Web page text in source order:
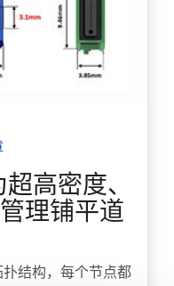
高密度、
理铺平道
结构，每个节点都